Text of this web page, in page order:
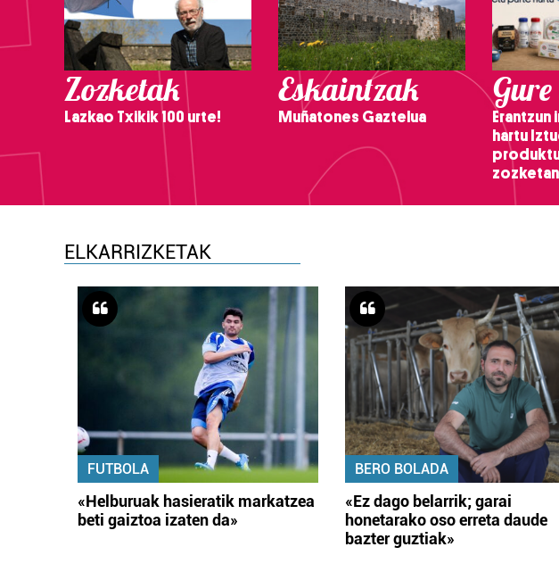
Zozketak
Lazkao Txikik 100 urte!
Eskaintzak
Muñatones Gaztelua
hartu
zozketan
ELKARRIZKETAK
FUTBOLA
«Helburuak hasieratik markatzea
beti gaiztoa izaten da»
BERO BOLADA
«Ez dago belarrik; garai
honetarako oso erreta daude
bazter guztiak»